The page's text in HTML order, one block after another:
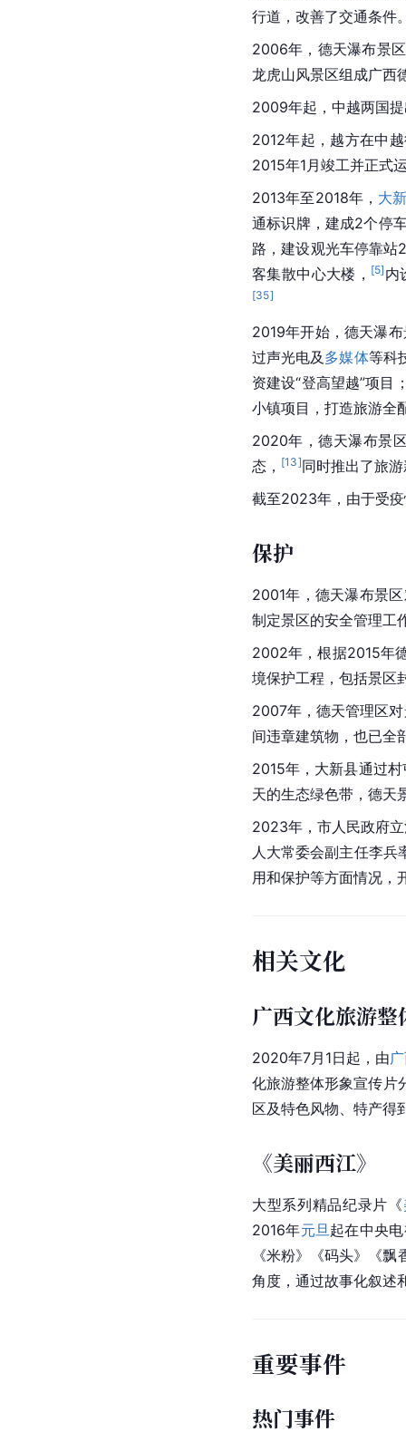
开发与保护
开发
20世纪80年代，德天
观德天瀑布及53号界碑
1990年，德天瀑布正
建上下平行的水泥观光
2000年，景区进入大
门口至53号界碑新增6
2006年，德天瀑布景
龙虎山风景区组成广西
2009年起，中越两国
2012年起，越方在中
2015年1月竣工并正式
2013年至2018年，大
路，建设观光车停靠站
[35]
2019年开始，德天瀑
过声光电及多媒体等科
资建设“登高望越”项目
小镇项目，打造旅游全
2020年，德天瀑布景
态，[ 13]
同时推出了旅
截至2023年，由于受
保护
2002年，根据2015年
境保护工程，包括景
2007年，德天管理区
2015年，大新县通过
天的生态绿色带，德天
人大常委会副主任李兵
用和保护等方面情况
相关文化
2020年7月1日起，由
区及特色风物、特产得